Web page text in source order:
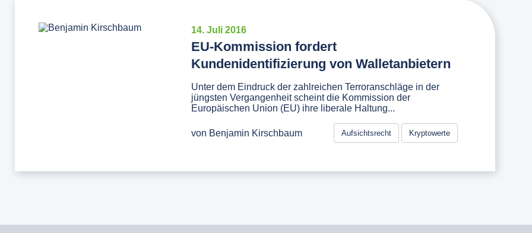
14. Juli 2016
EU-Kommission fordert
Kundenidentifizierung von Walletanbietern
Unter dem Eindruck der zahlreichen Terroranschläge in der
jüngsten Vergangenheit scheint die Kommission der
Europäischen Union (EU) ihre liberale Haltung...
von Benjamin Kirschbaum Aufsichtsrecht Kryptowerte